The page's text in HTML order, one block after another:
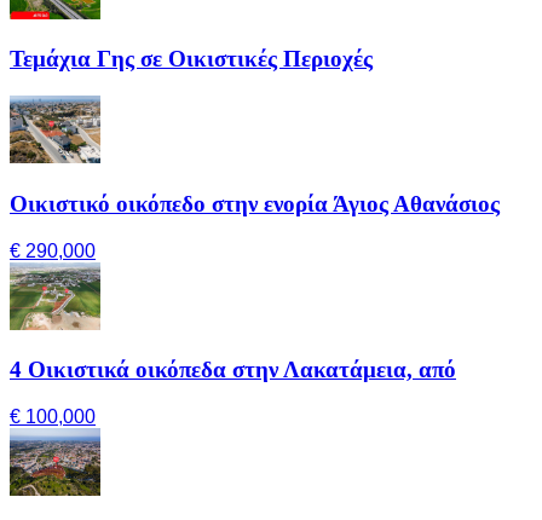
Τεμάχια Γης σε Οικιστικές Περιοχές
Οικιστικό οικόπεδο στην ενορία Άγιος Αθανάσιος
€ 290,000
4 Οικιστικά οικόπεδα στην Λακατάμεια, από
€ 100,000